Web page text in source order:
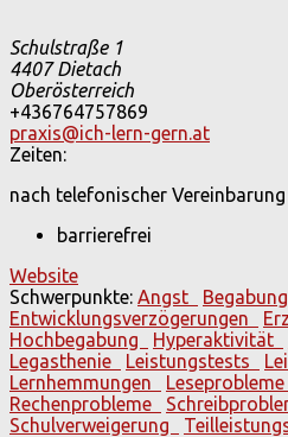
Schulstraße 1
4407Dietach
Oberösterreich
+436764757869
praxis@ich-lern-gern.at
Zeiten:
nach telefonischer Vereinbarung
barrierefrei
Website
Schwerpunkte: Angst
Entwicklungsverzögerungen
Hochbegabung
Hyperaktivität
Legasthenie
Leistungstests
Lernhemmungen
Leseprobleme
Rechenprobleme
Schulverweigerung